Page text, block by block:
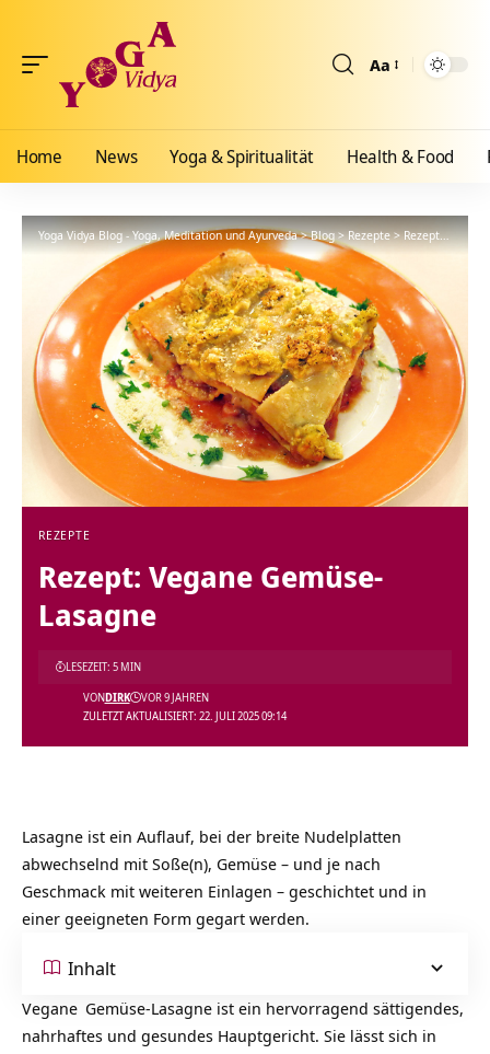
Aa
Home News Yoga & Spiritualität Health & Food
Yoga Vidya Blog - Yoga, Meditation und Ayurveda>Blog>Rezepte>Rezept: Vegane Gemüse-Lasagne
REZEPTE
Rezept: Vegane Gemüse-
Lasagne
ZULETZT AKTUALISIERT: 22. JULI 2025 09:14
VONDIRK VOR 9 JAHREN
LESEZEIT: 5 MIN
Lasagne ist ein Auflauf, bei der breite Nudelplatten
abwechselnd mit Soße(n), Gemüse – und je nach
Geschmack mit weiteren Einlagen – geschichtet und in
einer geeigneten Form gegart werden.
Inhalt
Vegane Gemüse-Lasagne ist ein hervorragend sättigendes,
nahrhaftes und gesundes Hauptgericht. Sie lässt sich in